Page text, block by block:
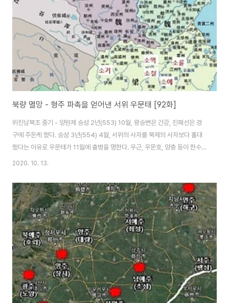
갖춘 우문 집단은 이미 이 지역에 거주하고 있던 토착 종종인 선비족을 지배하
게 된다. 이것이 이른바 정..
북량 멸망 - 형주 파촉을 얻어낸 서위 우문태 [92화]
위진남북조 중기 - 양원제 승성 2년(553) 10월, 왕승변은 건강, 진패선은 경
구에 주둔케 했다. 승성 3년(554) 4월, 서위의 사자를 북제의 사자보다 홀대
했다는 이유로 우문태가 11월에 출병을 명한다. 우근, 우문호, 양충 등이 한수
를 넘어 강릉에서 40리밖에 떨어져 있지 않은 황화에 이르렀다. 왕승변을 대도
라가 천문을 바라보며 탄식했다. "객성(혜성처럼 일시적으로 나타나는 별)이
형초의 영역으로 들어왔으니 우리가 필히 패하겠구나!" 강을 건너는 서위 군을
왕포, 호승우, 주매신, 사답인 등이 영격했지만 모두 패했다. 목책을 두고 전투
가 벌어지는 와중 양나라 장수 호승우가 유시에 맞아 전사한다. 서위군은 여세
를 몰아 목책..
2020. 10. 13.